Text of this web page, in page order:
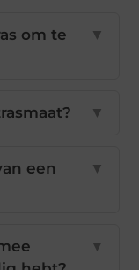
om te
▼
▼
een
▼
▼